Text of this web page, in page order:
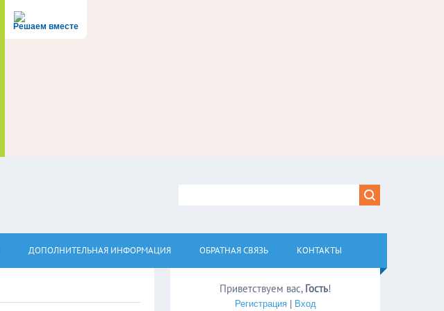
Решаем вместе
ДОПОЛНИТЕЛЬНАЯ ИНФОРМАЦИЯ ОБРАТНАЯ СВЯЗЬ КОНТАКТЫ
Приветствуем вас, Гость!
Регистрация| Вход